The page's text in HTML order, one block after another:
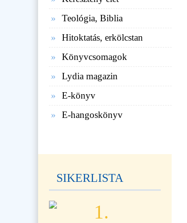
Teológia, Biblia
Hitoktatás, erkölcstan
Könyvcsomagok
Lydia magazin
E-könyv
E-hangoskönyv
SIKERLISTA
1.